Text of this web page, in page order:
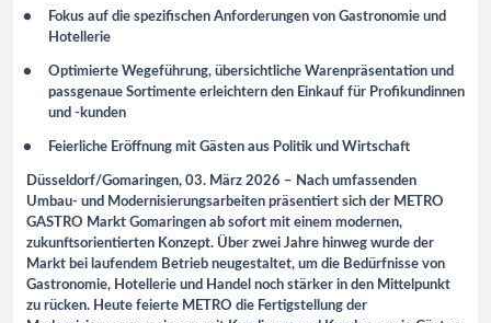
Fokus auf die spezifischen Anforderungen von Gastronomie und
Hotellerie
Optimierte Wegeführung, übersichtliche Warenpräsentation und
passgenaue Sortimente erleichtern den Einkauf für Profikundinnen
und -kunden
Feierliche Eröffnung mit Gästen aus Politik und Wirtschaft
Düsseldorf/Gomaringen, 03. März 2026 – Nach umfassenden
Umbau- und Modernisierungsarbeiten präsentiert sich der METRO
GASTRO Markt Gomaringen ab sofort mit einem modernen,
zukunftsorientierten Konzept. Über zwei Jahre hinweg wurde der
Markt bei laufendem Betrieb neugestaltet, um die Bedürfnisse von
Gastronomie, Hotellerie und Handel noch stärker in den Mittelpunkt
zu rücken. Heute feierte METRO die Fertigstellung der